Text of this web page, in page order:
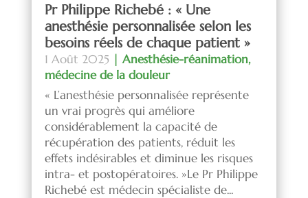
Pr Philippe Richebé : « Une
anesthésie personnalisée selon les
besoins réels de chaque patient »
1 Août 2025 | Anesthésie-réanimation,
médecine de la douleur
« L’anesthésie personnalisée représente
un vrai progrès qui améliore
considérablement la capacité de
récupération des patients, réduit les
effets indésirables et diminue les risques
intra- et postopératoires. »Le Pr Philippe
Richebé est médecin spécialiste de...